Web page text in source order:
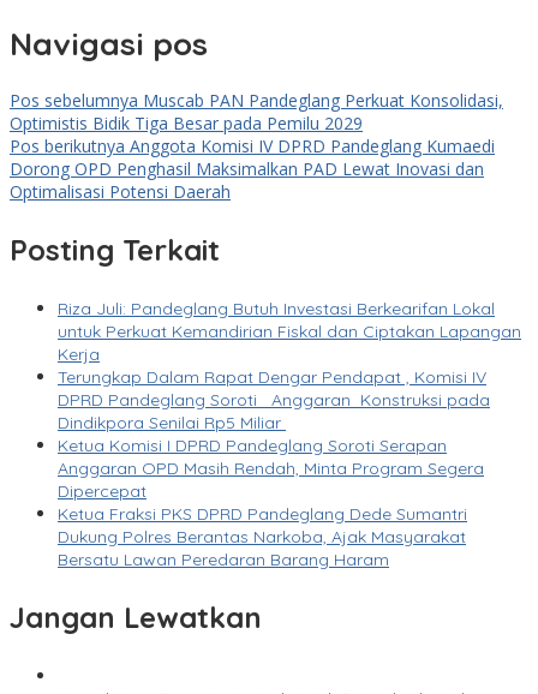
Navigasi pos
Pos sebelumnya Muscab PAN Pandeglang Perkuat Konsolidasi,
Optimistis Bidik Tiga Besar pada Pemilu 2029
Pos berikutnya Anggota Komisi IV DPRD Pandeglang Kumaedi
Dorong OPD Penghasil Maksimalkan PAD Lewat Inovasi dan
Optimalisasi Potensi Daerah
Posting Terkait
Riza Juli: Pandeglang Butuh Investasi Berkearifan Lokal
untuk Perkuat Kemandirian Fiskal dan Ciptakan Lapangan
Kerja
Terungkap Dalam Rapat Dengar Pendapat , Komisi IV
DPRD Pandeglang Soroti Anggaran Konstruksi pada
Dindikpora Senilai Rp5 Miliar
Ketua Komisi I DPRD Pandeglang Soroti Serapan
Anggaran OPD Masih Rendah, Minta Program Segera
Dipercepat
Ketua Fraksi PKS DPRD Pandeglang Dede Sumantri
Dukung Polres Berantas Narkoba, Ajak Masyarakat
Bersatu Lawan Peredaran Barang Haram
Jangan Lewatkan